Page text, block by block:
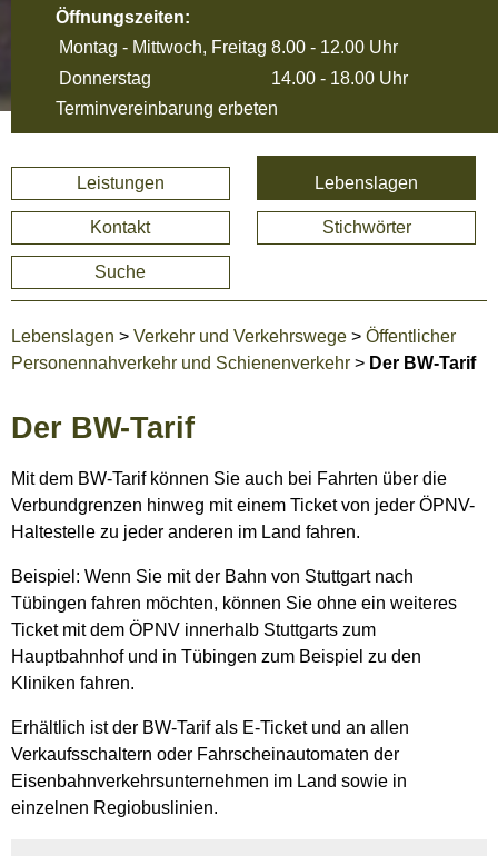
Öffnungszeiten:
Montag - Mittwoch, Freitag 8.00 - 12.00 Uhr
Donnerstag
14.00 - 18.00 Uhr
Terminvereinbarung erbeten
Leistungen Lebenslagen
Kontakt Stichwörter
Suche
Lebenslagen > Verkehr und Verkehrswege > Öffentlicher
Personennahverkehr und Schienenverkehr > Der BW-Tarif
Der BW-Tarif
Mit dem BW-Tarif können Sie auch bei Fahrten über die
Verbundgrenzen hinweg mit einem Ticket von jeder ÖPNV-
Haltestelle zu jeder anderen im Land fahren.
Beispiel: Wenn Sie mit der Bahn von Stuttgart nach
Tübingen fahren möchten, können Sie ohne ein weiteres
Ticket mit dem ÖPNV innerhalb Stuttgarts zum
Hauptbahnhof und in Tübingen zum Beispiel zu den
Kliniken fahren.
Erhältlich ist der BW-Tarif als E-Ticket und an allen
Verkaufsschaltern oder Fahrscheinautomaten der
Eisenbahnverkehrsunternehmen im Land sowie in
einzelnen Regiobuslinien.